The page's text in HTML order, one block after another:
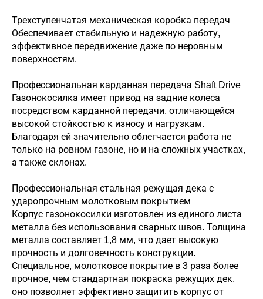
Трехступенчатая механическая коробка передач
Обеспечивает стабильную и надежную работу,
эффективное передвижение даже по неровным
поверхностям.
Профессиональная карданная передача Shaft Drive
Газонокосилка имеет привод на задние колеса
посредством карданной передачи, отличающейся
высокой стойкостью к износу и нагрузкам.
Благодаря ей значительно облегчается работа не
только на ровном газоне, но и на сложных участках,
а также склонах.
Профессиональная стальная режущая дека с
ударопрочным молотковым покрытием
Корпус газонокосилки изготовлен из единого листа
металла без использования сварных швов. Толщина
металла составляет 1,8 мм, что дает высокую
прочность и долговечность конструкции.
Специальное, молотковое покрытие в 3 раза более
прочное, чем стандартная покраска режущих дек,
оно позволяет эффективно защитить корпус от